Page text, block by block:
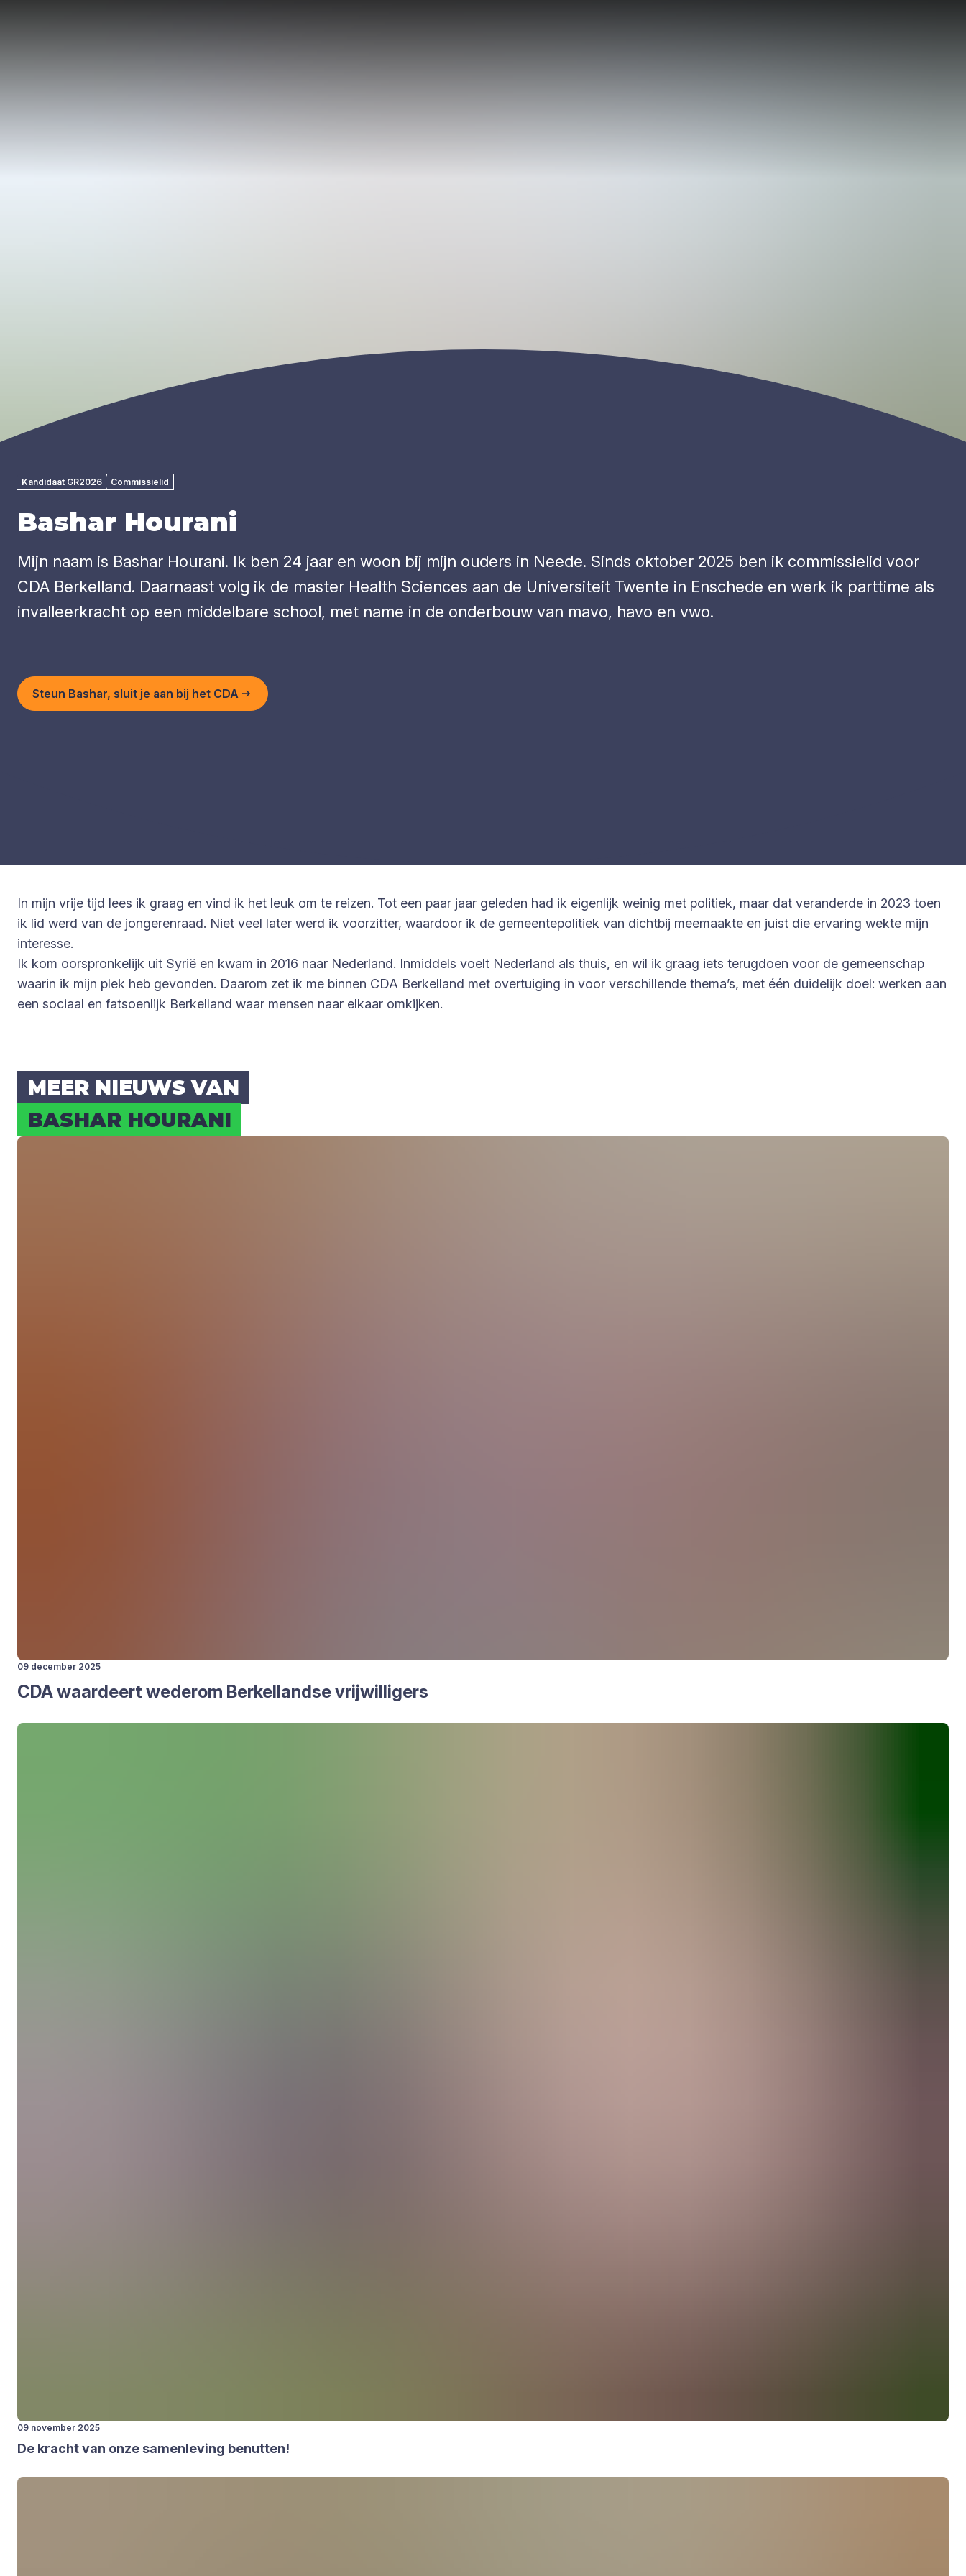
Kandidaat GR2026 Commissielid
Bashar Hourani
Mijn naam is Bashar Hourani. Ik ben 24 jaar en woon bij mijn ouders in Neede. Sinds oktober 2025 ben ik commissielid voor
CDA Berkelland. Daarnaast volg ik de master Health Sciences aan de Universiteit Twente in Enschede en werk ik parttime als
invalleerkracht op een middelbare school, met name in de onderbouw van mavo, havo en vwo.
Steun Bashar, sluit je aan bij het CDA
In mijn vrije tijd lees ik graag en vind ik het leuk om te reizen. Tot een paar jaar geleden had ik eigenlijk weinig met politiek, maar dat veranderde in 2023 toen
ik lid werd van de jongerenraad. Niet veel later werd ik voorzitter, waardoor ik de gemeentepolitiek van dichtbij meemaakte en juist die ervaring wekte mijn
interesse.
Ik kom oorspronkelijk uit Syrië en kwam in 2016 naar Nederland. Inmiddels voelt Nederland als thuis, en wil ik graag iets terugdoen voor de gemeenschap
waarin ik mijn plek heb gevonden. Daarom zet ik me binnen CDA Berkelland met overtuiging in voor verschillende thema’s, met één duidelijk doel: werken aan
een sociaal en fatsoenlijk Berkelland waar mensen naar elkaar omkijken.
MEER NIEUWS VAN
BAS­HAR HOU­RA­NI
09 december 2025
CDAwaar­deert weder­om Ber­kel­land­se vrij­wil­li­gers
09 november 2025
De kracht van onze samen­le­ving benut­ten!